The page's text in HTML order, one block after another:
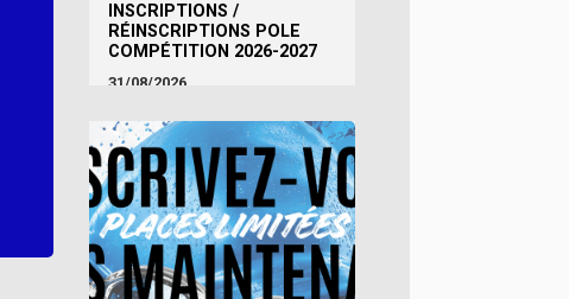
INSCRIPTIONS /
RÉINSCRIPTIONS POLE
COMPÉTITION 2026-2027
31/08/2026